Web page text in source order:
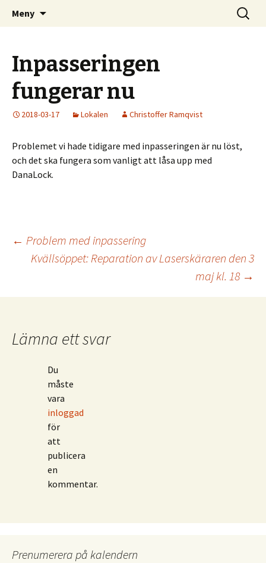
Uppsala Makerspace
Kom och skapa i Uppsala!
Meny
Sök
efter:
Inpasseringen
fungerar nu
2018-03-17 Lokalen Christoffer Ramqvist
Problemet vi hade tidigare med inpasseringen är nu löst,
och det ska fungera som vanligt att låsa upp med
DanaLock.
Inläggsnavigering
← Problem med inpassering
Kvällsöppet: Reparation av Laserskäraren den 3
maj kl. 18 →
Lämna ett svar
Du
måste
vara
inloggad
för
att
publicera
en
kommentar.
Prenumerera på kalendern